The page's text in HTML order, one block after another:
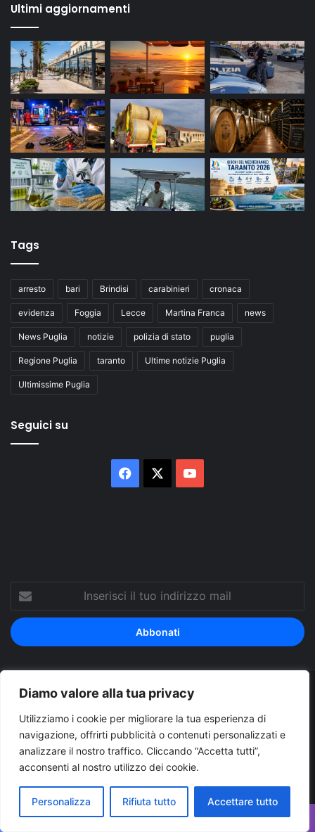
Diamo valore alla tua privacy
Utilizziamo i cookie per migliorare la tua esperienza di
navigazione, offrirti pubblicità o contenuti personalizzati e
analizzare il nostro traffico. Cliccando “Accetta tutti”,
acconsenti al nostro utilizzo dei cookie.
Personalizza Rifiuta tutto Accettare tutto
Ultimi aggiornamenti
Tags
arresto bari Brindisi carabinieri cronaca
evidenza Foggia Lecce Martina Franca news
News Puglia notizie polizia di stato puglia
Regione Puglia taranto Ultime notizie Puglia
Ultimissime Puglia
Seguici su
Facebook You
tuo
indirizzo
mail
© Copyright 2026, Tutti i diritti riservati |
Pugliapress - Quotidiano online editore associazione giornalisti
riuniti registrato presso il tribunale di Taranto al n. 569/2000 del
24/10/2000. Direttore responsabile Antonio Rubino
Cerco/Vendo
Offerte di lavoro Puglia Archivio
Contatti
Cookies Policy
Privacy Policy
Info pubblicità elettorale